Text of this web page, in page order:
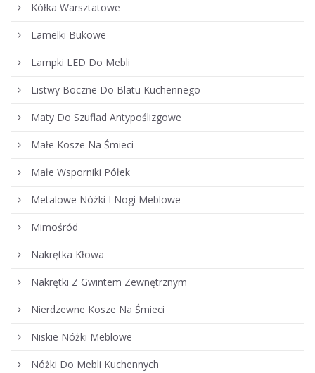
Kółka Warsztatowe
Lamelki Bukowe
Lampki LED Do Mebli
Listwy Boczne Do Blatu Kuchennego
Maty Do Szuflad Antypoślizgowe
Małe Kosze Na Śmieci
Małe Wsporniki Półek
Metalowe Nóżki I Nogi Meblowe
Mimośród
Nakrętka Kłowa
Nakrętki Z Gwintem Zewnętrznym
Nierdzewne Kosze Na Śmieci
Niskie Nóżki Meblowe
Nóżki Do Mebli Kuchennych